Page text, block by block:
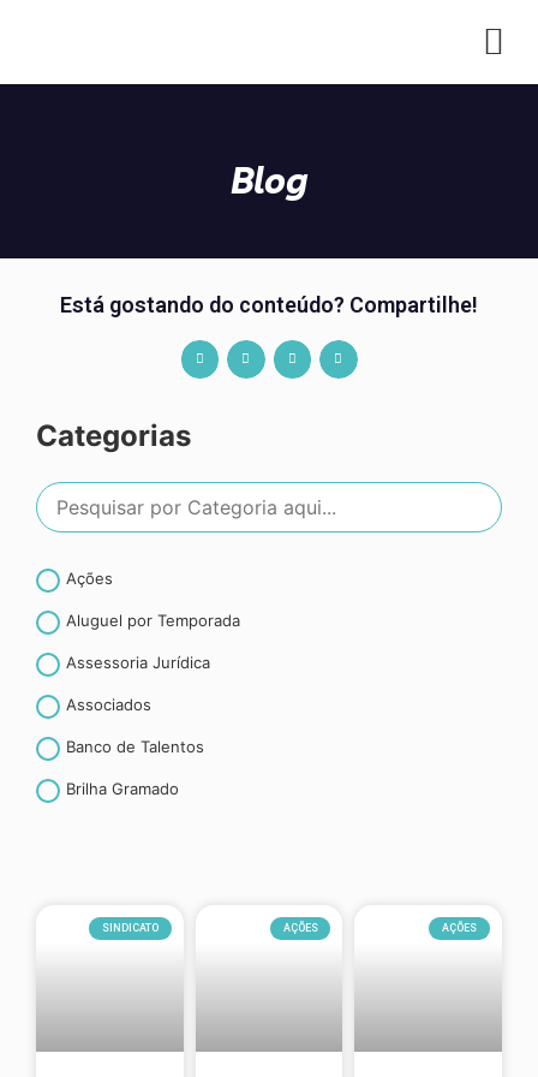
Blog
Está gostando do conteúdo? Compartilhe!
Categorias
Ações
Aluguel por Temporada
Assessoria Jurídica
Associados
Banco de Talentos
Brilha Gramado
Convenção coletiva de trabalho
SINDICATO AÇÕES AÇÕES